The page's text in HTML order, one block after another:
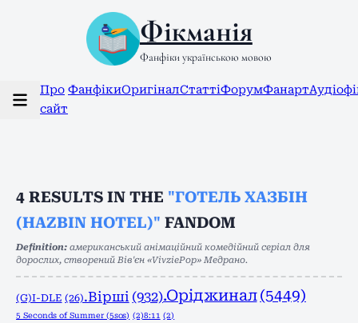
Фікманія
Фанфіки українською мовою
Про
сайт
ФанфікиОригіналСтаттіФорумФанарт
4 RESULTS IN THE "ГОТЕЛЬ ХАЗБІН
(HAZBIN HOTEL)" FANDOM
Definition: американський анімаційний комедійний серіал для
дорослих, створений Вів'єн «VivziePop» Медрано.
(G)I-DLE (26).Вірші (932).Оріджинал (5449)
5 Seconds of Summer (5sos) (2)8:11 (2)